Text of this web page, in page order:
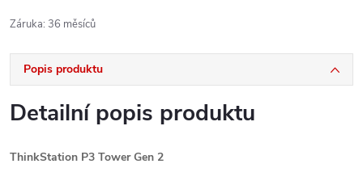
Záruka: 36 měsíců
Popis produktu
Detailní popis produktu
ThinkStation P3 Tower Gen 2